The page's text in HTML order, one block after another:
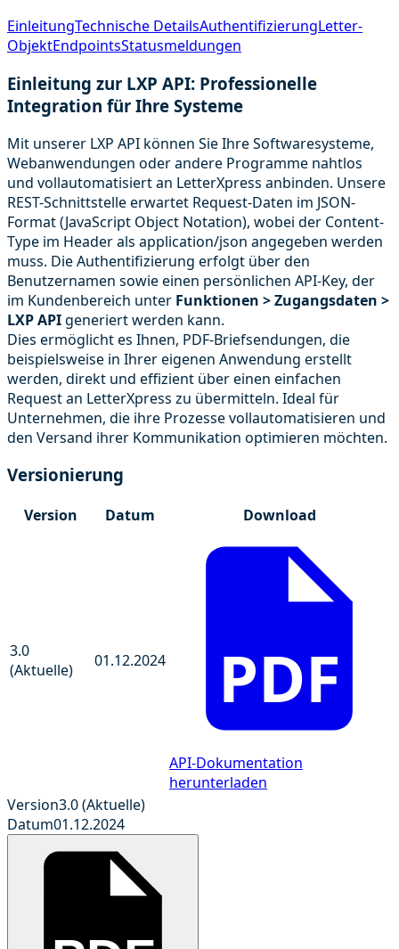
EinleitungTechnische DetailsAuthentifizierungLetter-
ObjektEndpointsStatusmeldungen
Einleitung zur LXP API: Professionelle
Integration für Ihre Systeme
Mit unserer LXP API können Sie Ihre Softwaresysteme,
Webanwendungen oder andere Programme nahtlos
und vollautomatisiert an LetterXpress anbinden. Unsere
REST-Schnittstelle erwartet Request-Daten im JSON-
Format (JavaScript Object Notation), wobei der Content-
Type im Header als application/json angegeben werden
muss. Die Authentifizierung erfolgt über den
Benutzernamen sowie einen persönlichen API-Key, der
im Kundenbereich unter Funktionen > Zugangsdaten >
LXP APIgeneriert werden kann.
Dies ermöglicht es Ihnen, PDF-Briefsendungen, die
beispielsweise in Ihrer eigenen Anwendung erstellt
werden, direkt und effizient über einen einfachen
Request an LetterXpress zu übermitteln. Ideal für
Unternehmen, die ihre Prozesse vollautomatisieren und
den Versand ihrer Kommunikation optimieren möchten.
Versionierung
Version Datum Download
3.0
(Aktuelle)
01.12.2024 PDF
API-Dokumentation
herunterladen
Version3.0 (Aktuelle)
Datum01.12.2024